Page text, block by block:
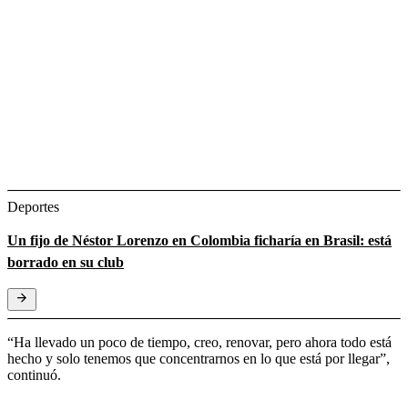
Deportes
Un fijo de Néstor Lorenzo en Colombia ficharía en Brasil: está
borrado en su club
“Ha llevado un poco de tiempo, creo, renovar, pero ahora todo está
hecho y solo tenemos que concentrarnos en lo que está por llegar”,
continuó.